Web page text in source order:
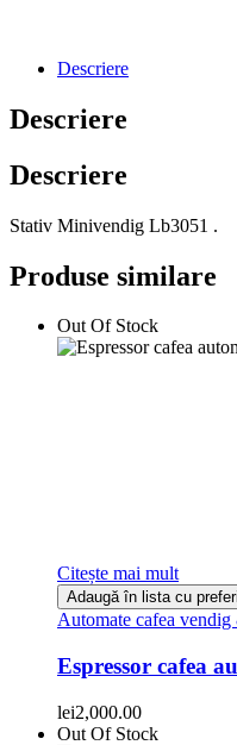
Descriere
Descriere
Descriere
Stativ Minivendig Lb3051 .
Produse similare
Out Of Stock
Citește mai mult
Adaugă în lista cu
Automate cafea
Espressor cafea
lei2,000.00
Out Of Stock